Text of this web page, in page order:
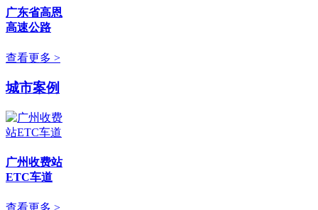
广东省高恩
高速公路
查看更多 >
城市案例
广州收费站
ETC车道
查看更多 >